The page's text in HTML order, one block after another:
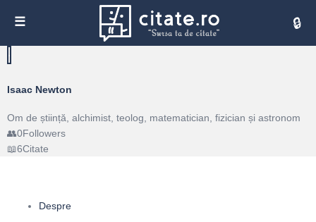
Isaac Newton
Om de știință, alchimist, teolog, matematician, fizician și astronom
0Followers
6Citate
Despre